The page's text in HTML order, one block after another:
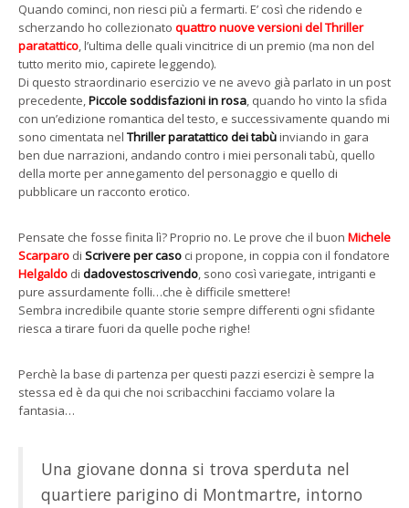
Quando cominci, non riesci più a fermarti. E’ così che ridendo e
scherzando ho collezionato quattro nuove versioni del Thriller
paratattico, l’ultima delle quali vincitrice di un premio (ma non del
tutto merito mio, capirete leggendo).
Di questo straordinario esercizio ve ne avevo già parlato in un post
precedente,Piccole soddisfazioni in rosa, quando ho vinto la sfida
con un’edizione romantica del testo, e successivamente quando mi
sono cimentata nel Thriller paratattico dei tabùinviando in gara
ben due narrazioni, andando contro i miei personali tabù, quello
della morte per annegamento del personaggio e quello di
pubblicare un racconto erotico.
Pensate che fosse finita lì? Proprio no. Le prove che il buon Michele
Scarparo di Scrivere per caso ci propone, in coppia con il fondatore
Helgaldo di dadovestoscrivendo, sono così variegate, intriganti e
pure assurdamente folli…che è difficile smettere!
Sembra incredibile quante storie sempre differenti ogni sfidante
riesca a tirare fuori da quelle poche righe!
Perchè la base di partenza per questi pazzi esercizi è sempre la
stessa ed è da qui che noi scribacchini facciamo volare la
fantasia…
Una giovane donna si trova sperduta nel
quartiere parigino di Montmartre, intorno